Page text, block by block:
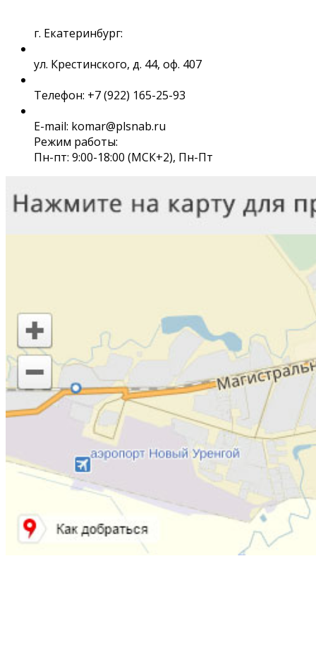
г. Екатеринбург:
ул. Крестинского, д. 44, оф. 407
Телефон: +7 (922) 165-25-93
E-mail: komar@plsnab.ru
Режим работы:
Пн-пт: 9:00-18:00 (МСК+2), Пн-Пт